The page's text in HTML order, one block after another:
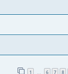
1 6 7 8